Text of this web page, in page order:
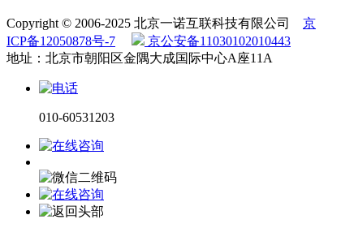
Copyright © 2006-2025 北京一诺互联科技有限公司 京
ICP备12050878号-7
京公安备11030102010443
地址：北京市朝阳区金隅大成国际中心A座11A
010-60531203